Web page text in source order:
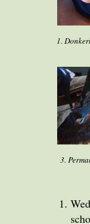
1.
3.